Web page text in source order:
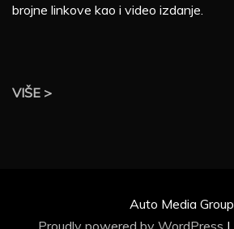
brojne linkove kao i video izdanje.
VIŠE >
Auto Media Group
Proudly powered by WordPress |